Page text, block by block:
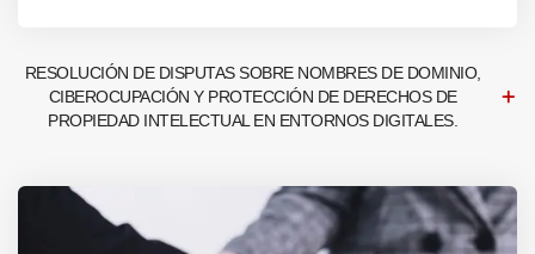
RESOLUCIÓN DE DISPUTAS SOBRE NOMBRES DE DOMINIO,
CIBEROCUPACIÓN Y PROTECCIÓN DE DERECHOS DE
PROPIEDAD INTELECTUAL EN ENTORNOS DIGITALES.